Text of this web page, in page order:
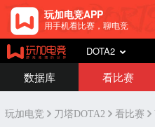
玩加电竞APP
用手机看比赛，聊电竞
DOTA2
数据库 看比赛
玩加电竞 刀塔DOTA2 看比赛